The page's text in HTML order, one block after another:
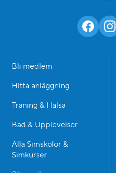
Bli medlem
Hitta anläggning
Träning & Hälsa
Bad & Upplevelser
Alla Simskolor &
Simkurser